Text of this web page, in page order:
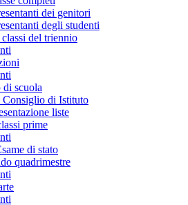
dei genitori
degli studenti
del triennio
scuola
di Istituto
liste
prime
di stato
quadrimestre